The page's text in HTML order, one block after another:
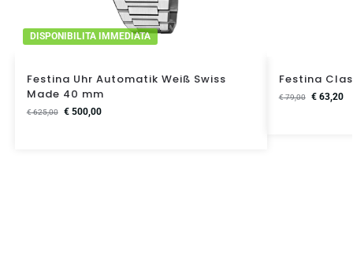
DISPONIBILITA IMMEDIATA
Festina Uhr Automatik Weiß Swiss
Made 40 mm
€625,00 €500,00
Festina
€79,00 €63,20